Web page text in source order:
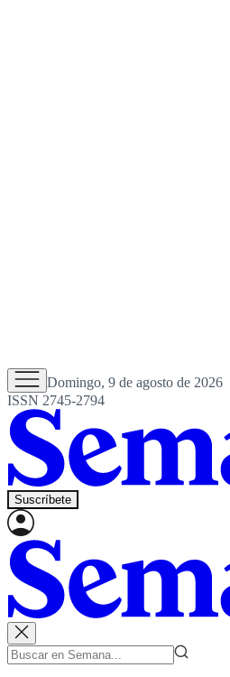
Domingo, 9 de agosto de 2026
ISSN 2745-2794
Suscríbete